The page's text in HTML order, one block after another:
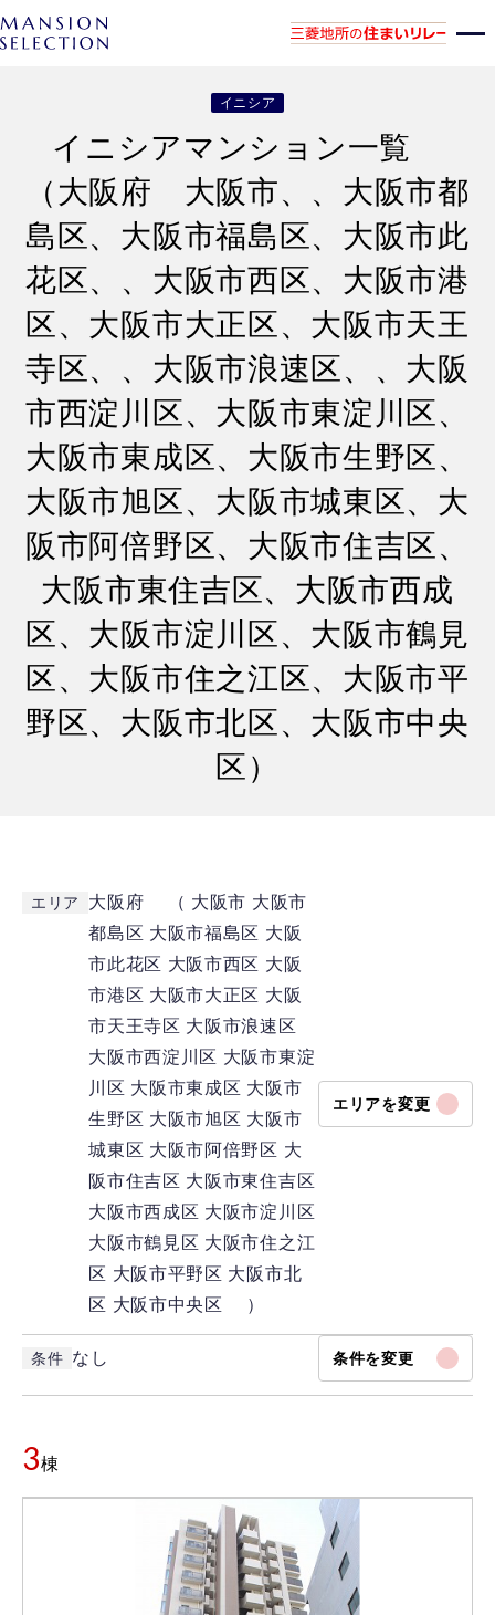
イニシア
イニシアマンション一覧
（大阪府 大阪市、、大阪市都
島区、大阪市福島区、大阪市此
花区、、大阪市西区、大阪市港
区、大阪市大正区、大阪市天王
寺区、、大阪市浪速区、、大阪
市西淀川区、大阪市東淀川区、
大阪市東成区、大阪市生野区、
大阪市旭区、大阪市城東区、大
阪市阿倍野区、大阪市住吉区、
大阪市東住吉区、大阪市西成
区、大阪市淀川区、大阪市鶴見
区、大阪市住之江区、大阪市平
野区、大阪市北区、大阪市中央
区）
エリア 大阪府 （ 大阪市 大阪市
都島区 大阪市福島区 大阪
市此花区 大阪市西区 大阪
市港区 大阪市大正区 大阪
市天王寺区 大阪市浪速区
大阪市西淀川区 大阪市東淀
川区 大阪市東成区 大阪市
生野区 大阪市旭区 大阪市
城東区 大阪市阿倍野区 大
阪市住吉区 大阪市東住吉区
大阪市西成区 大阪市淀川区
大阪市鶴見区 大阪市住之江
区 大阪市平野区 大阪市北
区 大阪市中央区 ）
エリアを変更
条件 なし 条件を変更
3棟